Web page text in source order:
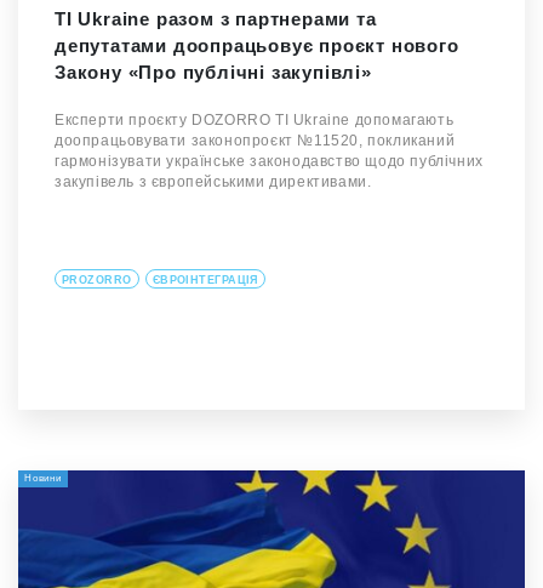
TI Ukraine разом з партнерами та
депутатами доопрацьовує проєкт нового
Закону «Про публічні закупівлі»
Експерти проєкту DOZORRO TI Ukraine допомагають
доопрацьовувати законопроєкт №11520, покликаний
гармонізувати українське законодавство щодо публічних
закупівель з європейськими директивами.
PROZORRO ЄВРОІНТЕГРАЦІЯ
Новини